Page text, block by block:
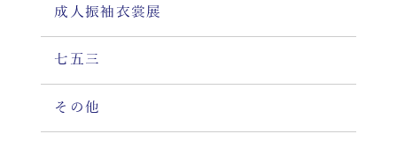
成人振袖衣裳展
七五三
その他